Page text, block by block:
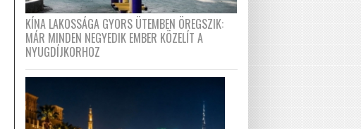
KÍNA LAKOSSÁGA GYORS ÜTEMBEN ÖREGSZIK:
MÁR MINDEN NEGYEDIK EMBER KÖZELÍT A
NYUGDÍJKORHOZ